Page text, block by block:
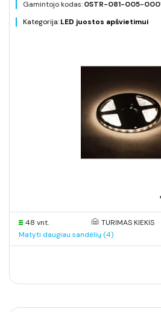
Gamintojo kodas:0STR-081-005-
Kategorija:LED juostos apšvietimui
48 vnt.
TURIMAS KIEKIS
Matyti daugiau sandėlių (4)